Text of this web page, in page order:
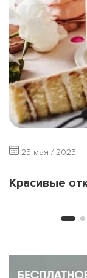
25 мая / 2023
Красивые